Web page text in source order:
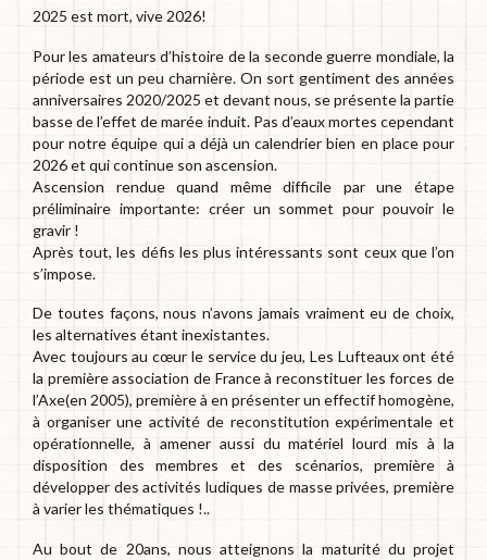
2025 est mort, vive 2026!
Pour les amateurs d’histoire de la seconde guerre mondiale, la
période est un peu charnière. On sort gentiment des années
anniversaires 2020/2025 et devant nous, se présente la partie
basse de l’effet de marée induit. Pas d’eaux mortes cependant
pour notre équipe qui a déjà un calendrier bien en place pour
2026 et qui continue son ascension.
Ascension rendue quand même difficile par une étape
préliminaire importante: créer un sommet pour pouvoir le
gravir !
Après tout, les défis les plus intéressants sont ceux que l’on
s’impose.
De toutes façons, nous n’avons jamais vraiment eu de choix,
les alternatives étant inexistantes.
Avec toujours au cœur le service du jeu, Les Lufteaux ont été
la première association de France à reconstituer les forces de
l’Axe(en 2005), première à en présenter un effectif homogène,
à organiser une activité de reconstitution expérimentale et
opérationnelle, à amener aussi du matériel lourd mis à la
disposition des membres et des scénarios, première à
développer des activités ludiques de masse privées, première
à varier les thématiques !..
Au bout de 20ans, nous atteignons la maturité du projet